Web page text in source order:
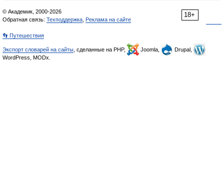
18+
© Академик, 2000-2026
Обратная связь: Техподдержка Реклама на сайте
👣 Путешествия
Экспорт словарей на сайты , сделанные на PHP, Joomla,
Drupal,
WordPress, MODx.